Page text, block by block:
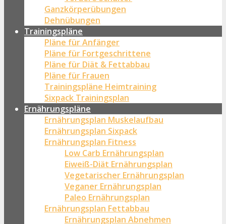
Ganzkörperübungen
Dehnübungen
Trainingspläne
Pläne für Anfänger
Pläne für Fortgeschrittene
Pläne für Diät & Fettabbau
Pläne für Frauen
Trainingspläne Heimtraining
Sixpack Trainingsplan
Ernährungspläne
Ernährungsplan Muskelaufbau
Ernährungsplan Sixpack
Ernährungsplan Fitness
Low Carb Ernährungsplan
Eiweiß-Diät Ernährungsplan
Vegetarischer Ernährungsplan
Veganer Ernährungsplan
Paleo Ernährungsplan
Ernährungsplan Fettabbau
Ernährungsplan Abnehmen